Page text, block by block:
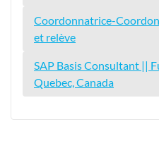
Coordonnatrice-
et relève
SAP Basis Consultant ||
Quebec, Canada